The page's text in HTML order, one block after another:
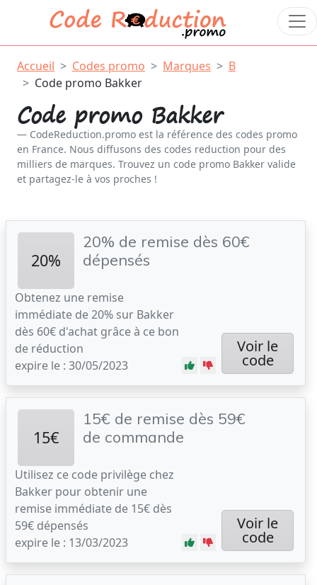
Accueil Codes promo Marques
B
Code promo Bakker
Code promo Bakker
CodeReduction.promo est la référence des codes promo
en France. Nous diffusons des codes reduction pour des
milliers de marques. Trouvez un code promo Bakker valide
et partagez-le à vos proches !
20%
20% de remise dès 60€
dépensés
Obtenez une remise
immédiate de 20% sur Bakker
dès 60€ d'achat grâce à ce bon
de réduction
expire le : 30/05/2023
Voir le
code
15€
15€ de remise dès 59€
de commande
Utilisez ce code privilège chez
Bakker pour obtenir une
remise immédiate de 15€ dès
59€ dépensés
expire le : 13/03/2023
Voir le
code